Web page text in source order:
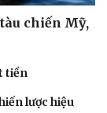
chiến Mỹ,
tiền
lược hiệu